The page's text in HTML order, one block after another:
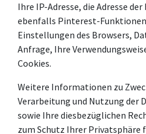
Ihre IP-Adresse, die Adresse
ebenfalls Pinterest-
Einstellungen des Browsers,
Anfrage, Ihre
Cookies.
Weitere Informationen zu
Verarbeitung und Nutzung der
sowie Ihre diesbezüglichen
zum Schutz Ihrer Privatsphäre